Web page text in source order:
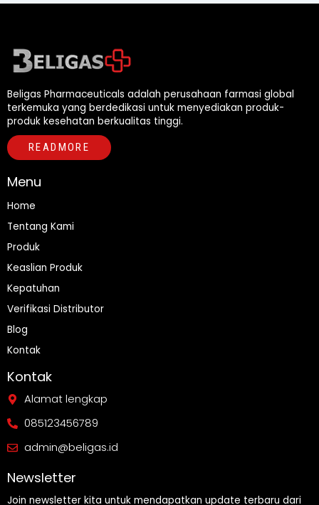
Beligas Pharmaceuticals adalah perusahaan farmasi global
terkemuka yang berdedikasi untuk menyediakan produk-
produk kesehatan berkualitas tinggi.
READMORE
Menu
Home
Tentang Kami
Produk
Keaslian Produk
Kepatuhan
Verifikasi Distributor
Blog
Kontak
Kontak
Alamat lengkap
085123456789
admin@beligas.id
Newsletter
Join newsletter kita untuk mendapatkan update terbaru dari